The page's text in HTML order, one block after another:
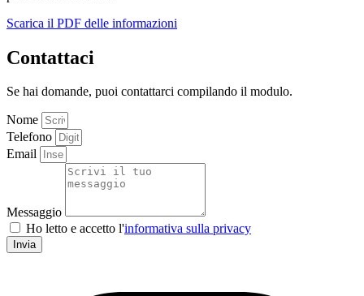
Scarica il PDF delle informazioni
Contattaci
Se hai domande, puoi contattarci compilando il modulo.
Nome
Telefono
Email
Messaggio
Ho letto e accetto l'informativa sulla privacy
Invia